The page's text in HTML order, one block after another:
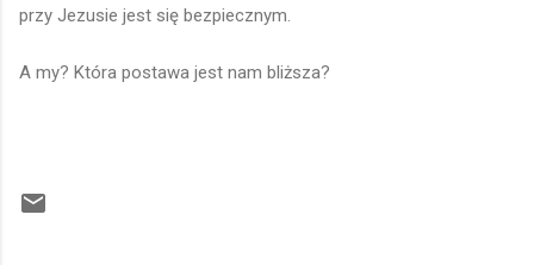
przy Jezusie jest się bezpiecznym.
A my? Która postawa jest nam bliższa?